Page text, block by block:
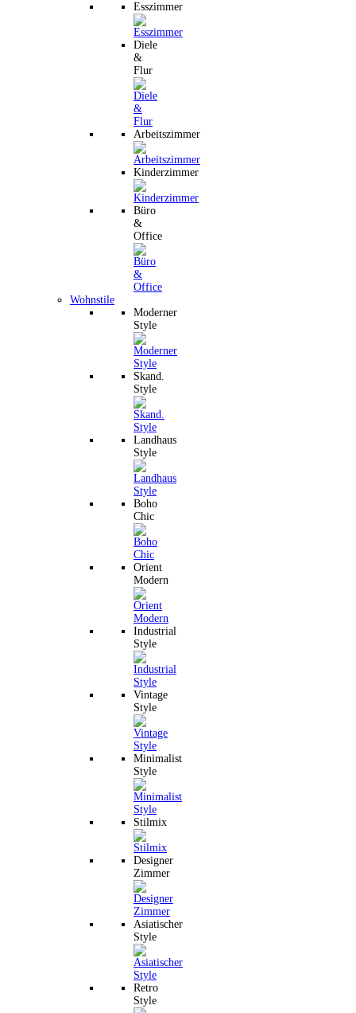
Esszimmer
Diele
&
Flur
Arbeitszimmer
Kinderzimmer
Büro
&
Office
Wohnstile
Moderner
Style
Skand.
Style
Landhaus
Style
Boho
Chic
Orient
Modern
Industrial
Style
Vintage
Style
Minimalist
Style
Stilmix
Designer
Zimmer
Asiatischer
Style
Retro
Style